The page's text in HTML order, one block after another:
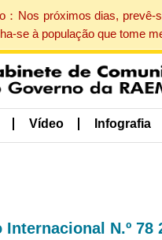
：Nos próximos dias,
se à população que tome
Vídeo Infografia
N.º